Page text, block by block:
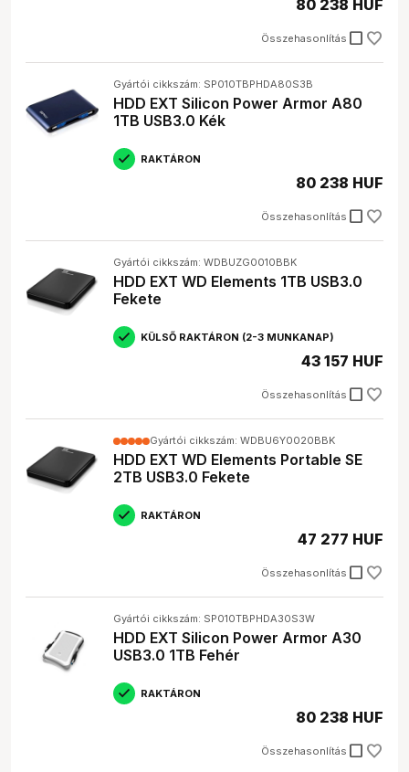
Hogyan tudom biztonságosan tárolni az
adataimat a külső merevlemezen?
készíteni a fontos adatokról, és a merevlemezt
biztonságos helyen tárolni. Használhatsz jelszót is a
merevlemez védelmére, és titkosíthatod az adatokat.
Összehasonlítás check_box_outline_blank
80 238 HUF
Gyártói cikkszám: SP010TBPHDA80S3B
HDD EXT Silicon Power Armor A80
1TB USB3.0 Kék
RAKTÁRON
Összehasonlítás check_box_outline_blank
80 238 HUF
Gyártói cikkszám: WDBUZG0010BBK
HDD EXT WD Elements 1TB USB3.0
Fekete
KÜLSŐ RAKTÁRON (2-3 MUNKANAP)
Összehasonlítás check_box_outline_blank
43 157 HUF
Gyártói cikkszám: WDBU6Y0020BBK
HDD EXT WD Elements Portable SE
2TB USB3.0 Fekete
RAKTÁRON
Összehasonlítás check_box_outline_blank
47 277 HUF
Gyártói cikkszám: SP010TBPHDA30S3W
HDD EXT Silicon Power Armor A30
USB3.0 1TB Fehér
RAKTÁRON
Összehasonlítás check_box_outline_blank
80 238 HUF